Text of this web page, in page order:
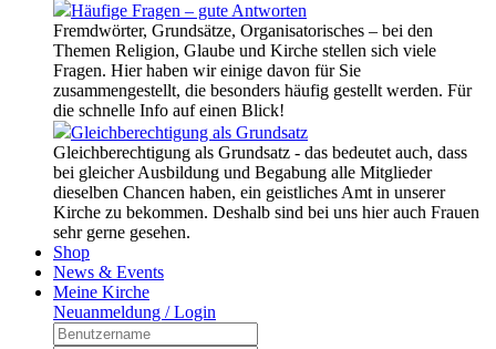
Häufige Fragen – gute Antworten
Fremdwörter, Grundsätze, Organisatorisches – bei den
Themen Religion, Glaube und Kirche stellen sich viele
Fragen. Hier haben wir einige davon für Sie
zusammengestellt, die besonders häufig gestellt werden. Für
die schnelle Info auf einen Blick!
Gleichberechtigung als Grundsatz
Gleichberechtigung als Grundsatz - das bedeutet auch, dass
bei gleicher Ausbildung und Begabung alle Mitglieder
dieselben Chancen haben, ein geistliches Amt in unserer
Kirche zu bekommen. Deshalb sind bei uns hier auch Frauen
sehr gerne gesehen.
Shop
News & Events
Meine Kirche
Neuanmeldung / Login